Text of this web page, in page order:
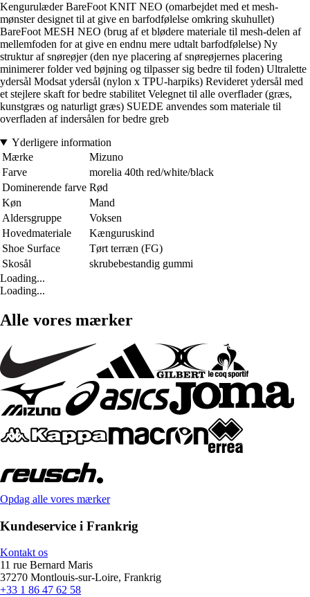
Kengurulæder BareFoot KNIT NEO (omarbejdet med et mesh-
mønster designet til at give en barfodfølelse omkring skuhullet)
BareFoot MESH NEO (brug af et blødere materiale til mesh-delen af
mellemfoden for at give en endnu mere udtalt barfodfølelse) Ny
struktur af snøreøjer (den nye placering af snøreøjernes placering
minimerer folder ved bøjning og tilpasser sig bedre til foden) Ultralette
ydersål Modsat ydersål (nylon x TPU-harpiks) Revideret ydersål med
et stejlere skaft for bedre stabilitet Velegnet til alle overflader (græs,
kunstgræs og naturligt græs) SUEDE anvendes som materiale til
overfladen af indersålen for bedre greb
Yderligere information
Mærke
Mizuno
Farve
morelia 40th red/white/black
Dominerende farve Rød
Køn
Mand
Aldersgruppe
Voksen
Hovedmateriale
Kænguruskind
Shoe Surface
Tørt terræn (FG)
Skosål
skrubebestandig gummi
Loading...
Loading...
Alle vores mærker
Opdag alle vores mærker
Kundeservice i Frankrig
Kontakt os
11 rue Bernard Maris
37270 Montlouis-sur-Loire, Frankrig
+33 1 86 47 62 58